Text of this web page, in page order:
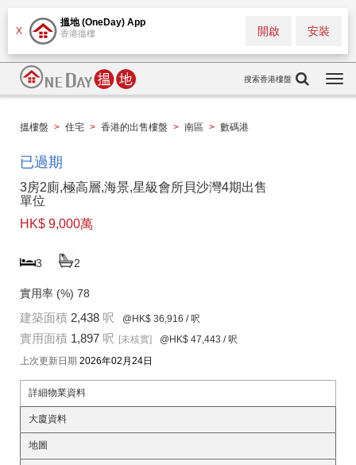
X
搵地 (OneDay) App
香港搵樓 安裝
開啟
搜索香港樓盤
搵樓盤 > 住宅 > 香港的出售樓盤 > 南區 > 數碼港
已過期
3房2廁,極高層,海景,星級會所貝沙灣4期出售
單位
HK$ 9,000萬
3 2
實用率 (%) 78
建築面積 2,438 呎 @HK$ 36,916 / 呎
實用面積 1,897 呎 [未核實] @HK$ 47,443 / 呎
上次更新日期 2026年02月24日
詳細物業資料
大廈資料
地圖